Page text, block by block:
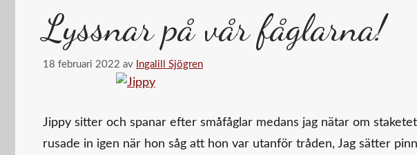
Lyssnar på vår fåglarna!
18 februari 2022 av Ingalill Sjögren
Jippy sitter och spanar efter småfåglar medans jag nätar om
rusade in igen när hon såg att hon var utanför tråden, Jag sätter